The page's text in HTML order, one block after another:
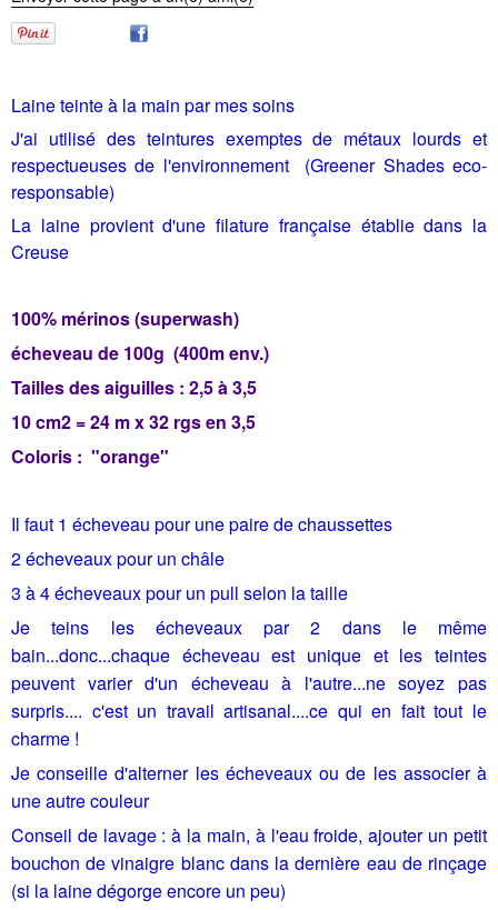
Laine teinte à la main par mes soins
J'ai utilisé des teintures exemptes de métaux lourds et
respectueuses de l'environnement (Greener Shades eco-
responsable)
La laine provient d'une filature française établie dans la
Creuse
100% mérinos (superwash)
écheveau de 100g (400m env.)
Tailles des aiguilles : 2,5 à 3,5
10 cm2 = 24 m x 32 rgs en 3,5
Coloris : "orange"
Il faut 1 écheveau pour une paire de chaussettes
2 écheveaux pour un châle
3 à 4 écheveaux pour un pull selon la taille
Je teins les écheveaux par 2 dans le même
bain...donc...chaque écheveau est unique et les teintes
peuvent varier d'un écheveau à l'autre...ne soyez pas
surpris.... c'est un travail artisanal....ce qui en fait tout le
charme !
Je conseille d'alterner les écheveaux ou de les associer à
une autre couleur
Conseil de lavage : à la main, à l'eau froide, ajouter un petit
bouchon de vinaigre blanc dans la dernière eau de rinçage
(si la laine dégorge encore un peu)